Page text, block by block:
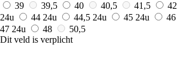
39
39,5 40 40,5 41,5 42
24u
44 24u 44,5 24u 45 24u 46
47 24u 48
50,5
Dit veld is verplicht